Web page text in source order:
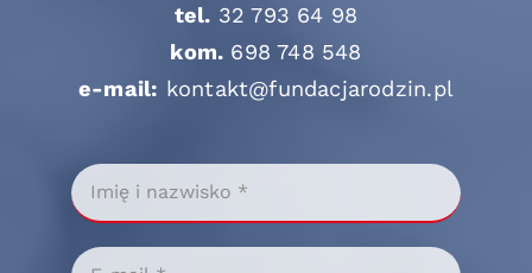
tel. 32 793 64 98
kom. 698 748 548
e-mail: kontakt@fundacjarodzin.pl